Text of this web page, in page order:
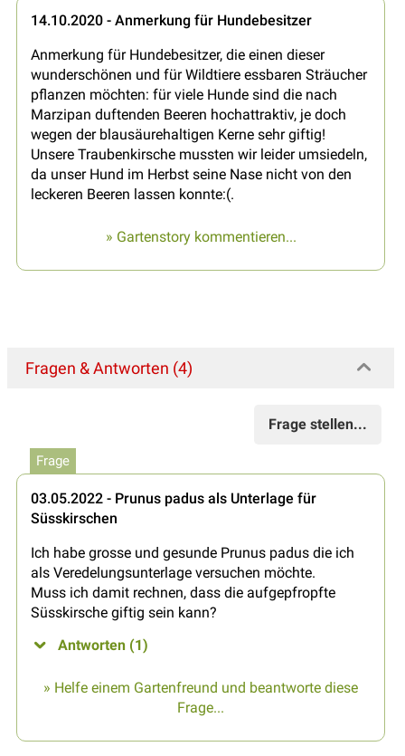
14.10.2020 - Anmerkung für Hundebesitzer
Anmerkung für Hundebesitzer, die einen dieser
wunderschönen und für Wildtiere essbaren Sträucher
pflanzen möchten: für viele Hunde sind die nach
Marzipan duftenden Beeren hochattraktiv, je doch
wegen der blausäurehaltigen Kerne sehr giftig!
Unsere Traubenkirsche mussten wir leider umsiedeln,
da unser Hund im Herbst seine Nase nicht von den
leckeren Beeren lassen konnte:(.
» Gartenstory kommentieren...
Fragen & Antworten (4)
Frage stellen...
Frage
03.05.2022 - Prunus padus als Unterlage für
Süsskirschen
Ich habe grosse und gesunde Prunus padus die ich
als Veredelungsunterlage versuchen möchte.
Muss ich damit rechnen, dass die aufgepfropfte
Süsskirsche giftig sein kann?
Antworten (1)
» Helfe einem Gartenfreund und beantworte diese
Frage...